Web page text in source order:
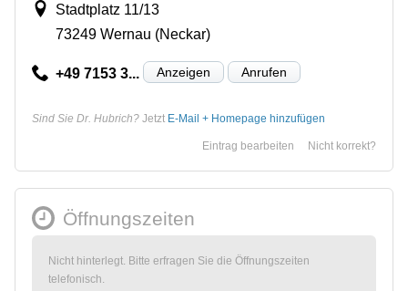
Stadtplatz 11/13
73249 Wernau (Neckar)
+49 7153 3... Anzeigen Anrufen
Sind Sie Dr. Hubrich? Jetzt E-Mail + Homepage hinzufügen
Nicht korrekt?
Eintrag bearbeiten
Öffnungszeiten
Nicht hinterlegt. Bitte erfragen Sie die Öffnungszeiten
telefonisch.